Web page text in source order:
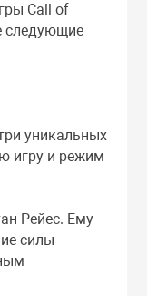
Call of
следующие
уникальных
игру и режим
Рейес. Ему
силы